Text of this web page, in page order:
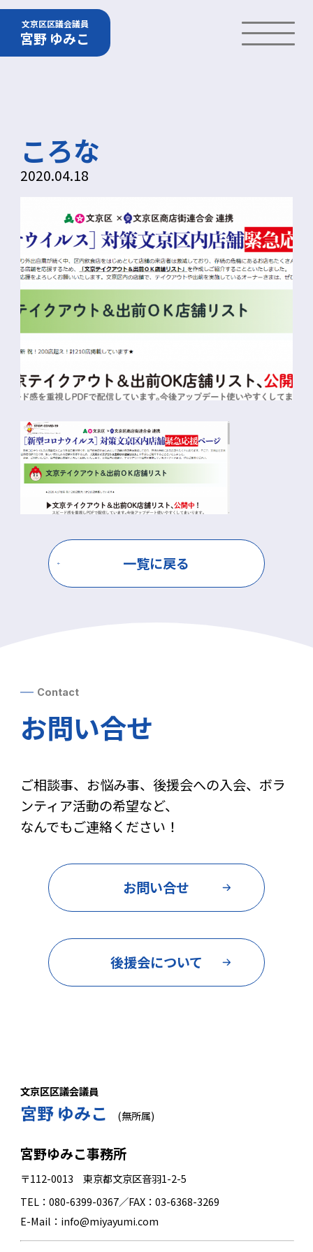
文京区区議会議員
宮野 ゆみこ
ころな
2020.04.18
一覧に戻る
Contact
お問い合せ
ご相談事、お悩み事、後援会への入会、ボラ
ンティア活動の希望など、
なんでもご連絡ください！
お問い合せ
後援会について
文京区区議会議員
宮野 ゆみこ (無所属)
宮野ゆみこ事務所
〒112-0013 東京都文京区音羽1-2-5
TEL：080-6399-0367／FAX：03-6368-3269
E-Mail：info@miyayumi.com